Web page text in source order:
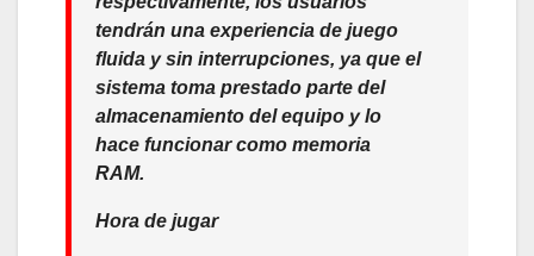
tendrán una experiencia de juego
fluida y sin interrupciones, ya que el
sistema toma prestado parte del
almacenamiento del equipo y lo
hace funcionar como memoria
RAM.
Hora de jugar